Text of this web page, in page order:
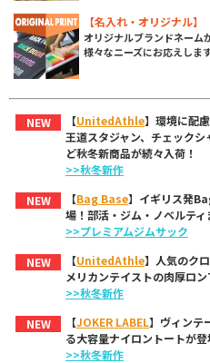
【名入れ・オリジナル】
オリジナルブランドネーム
様々なニーズにお応えします
NEW 【UnitedAthle】環境に配
王道スタジャン、チェック
ど秋冬新商品が続々入荷！
>>秋冬新作
NEW
【Bag Base】イギリス発
場！部活・ジム・ノベルテ
>>プレミアムジムサック
NEW
【UnitedAthle】人気のク
メリカンテイストの肉厚ロン
>>秋冬新作
NEW
【JOKER LABEL】ヴィンテ
る大容量ナイロントートが登
>>秋冬新作